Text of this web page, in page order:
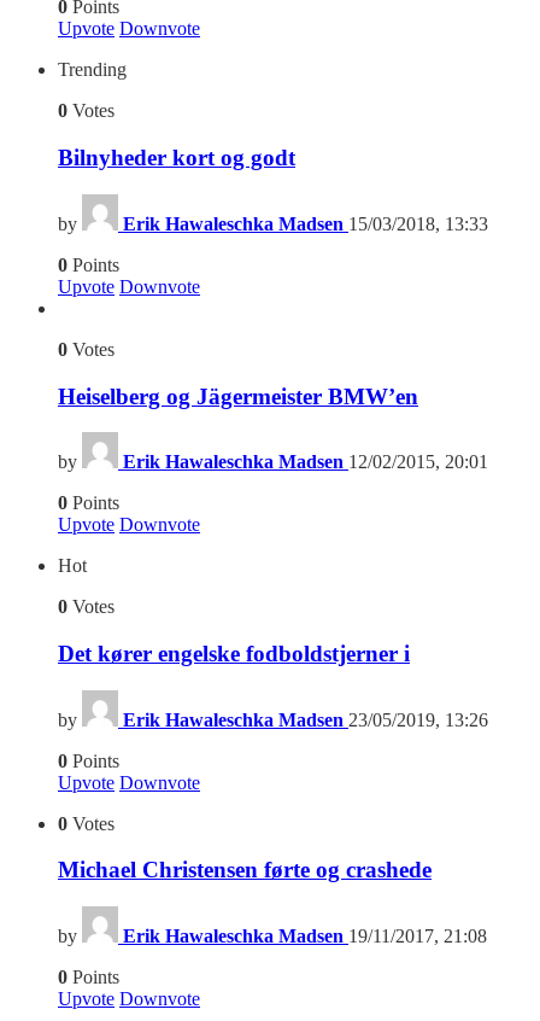
0 Points
Upvote Downvote
Trending
0 Votes
Bilnyheder kort og godt
by Erik Hawaleschka Madsen 15/03/2018, 13:33
0 Points
Upvote Downvote
0 Votes
Heiselberg og Jägermeister BMW’en
by Erik Hawaleschka Madsen 12/02/2015, 20:01
0 Points
Upvote Downvote
Hot
0 Votes
Det kører engelske fodboldstjerner i
by Erik Hawaleschka Madsen 23/05/2019, 13:26
0 Points
Upvote Downvote
0 Votes
Michael Christensen førte og crashede
by Erik Hawaleschka Madsen 19/11/2017, 21:08
0 Points
Upvote Downvote